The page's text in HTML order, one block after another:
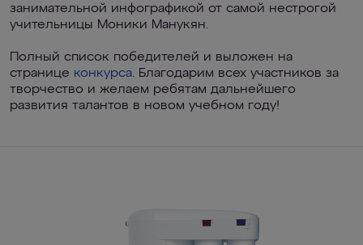
занимательной инфографикой от самой нестрогой
учительницы Моники Манукян.
Полный список победителей и выложен на
странице конкурса. Благодарим всех участников за
творчество и желаем ребятам дальнейшего
развития талантов в новом учебном году!